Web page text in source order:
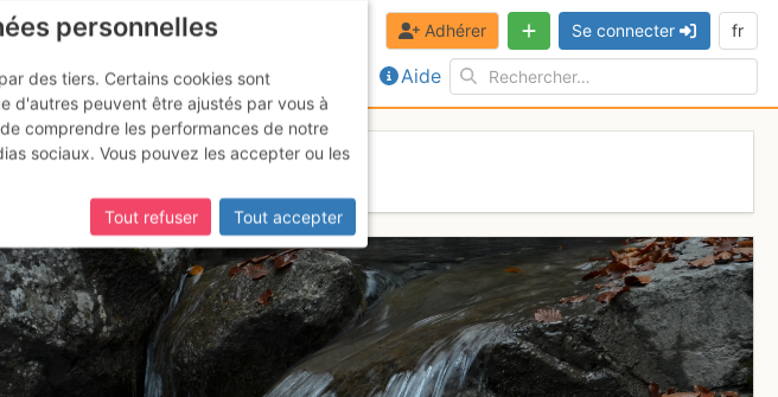
Aide
Adhérer Se connecter fr
personnelles
des tiers. Certains cookies sont
d'autres peuvent être ajustés par vous à
comprendre les performances de notre
sociaux. Vous pouvez les accepter ou les
Tout refuser
Tout accepter